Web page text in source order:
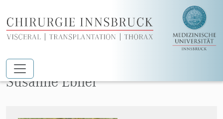
Zum Hauptinhalt springen
Priv.-Doz.in Mag.a Dr.in rer.nat.
Susanne Ebner